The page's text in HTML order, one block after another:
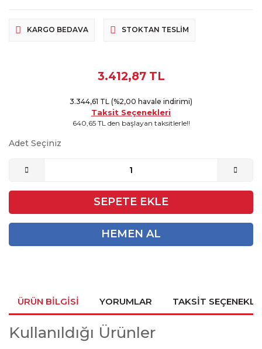
KARGO BEDAVA STOKTAN TESLIM
3.412,87 TL
3.344,61 TL (%2,00 havale indirimi)
Taksit Seçenekleri
640,65 TL den başlayan taksitlerle!!
Adet Seçiniz
SEPETE EKLE
HEMEN AL
ÜRÜN BILGISI YORUMLAR TAKSIT
Kullanıldığı Ürünler